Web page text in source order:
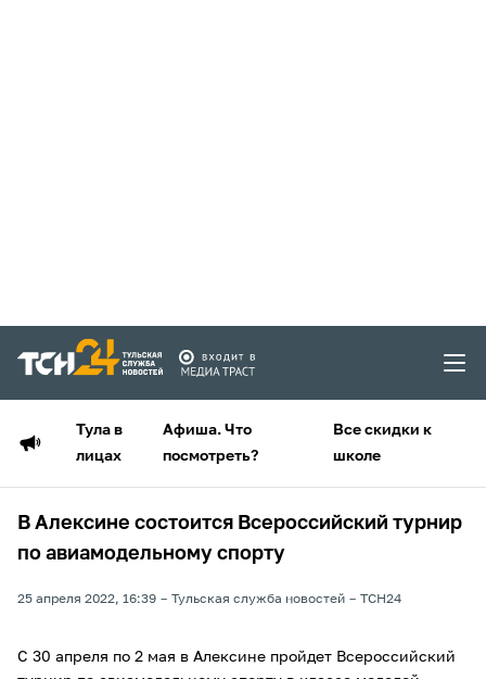
Тула в
лицах
Афиша. Что
посмотреть?
Все скидки к
школе
В Алексине состоится Всероссийский турнир
по авиамодельному спорту
25 апреля 2022, 16:39 Тульская служба новостей ТСН24
С 30 апреля по 2 мая в Алексине пройдет Всероссийский